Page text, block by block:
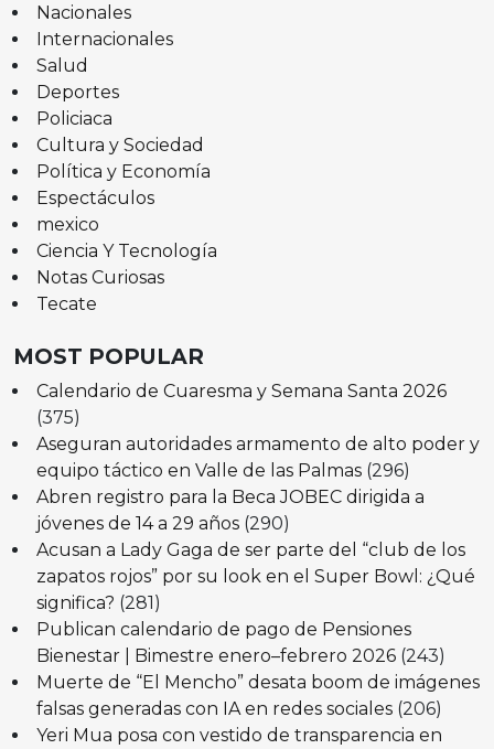
Nacionales
Internacionales
Salud
Deportes
Policiaca
Cultura y Sociedad
Política y Economía
Espectáculos
mexico
Ciencia Y Tecnología
Notas Curiosas
Tecate
MOST POPULAR
Calendario de Cuaresma y Semana Santa 2026
(375)
Aseguran autoridades armamento de alto poder y
equipo táctico en Valle de las Palmas (296)
Abren registro para la Beca JOBEC dirigida a
jóvenes de 14 a 29 años (290)
Acusan a Lady Gaga de ser parte del “club de los
zapatos rojos” por su look en el Super Bowl: ¿Qué
significa? (281)
Publican calendario de pago de Pensiones
Bienestar | Bimestre enero–febrero 2026 (243)
Muerte de “El Mencho” desata boom de imágenes
falsas generadas con IA en redes sociales (206)
Yeri Mua posa con vestido de transparencia en